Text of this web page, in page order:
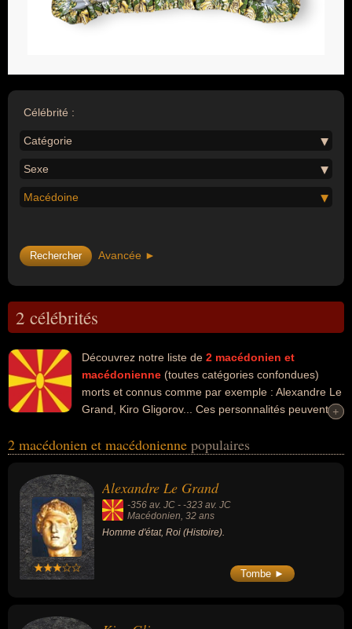
Célébrité :
Catégorie
Sexe
Macédoine
Avancée ►
2 célébrités
Découvrez notre liste de 2 macédonien et
macédonienne (toutes catégories confondues)
morts et connus comme par exemple : Alexandre Le
Grand, Kiro Gligorov... Ces personnalités peuvent
politique. Ces célébrités peuvent également avoir été homme
+
+
2 macédonien et macédonienne populaires
Alexandre Le Grand
-356 av. JC - -323 av. JC
Macédonien, 32 ans
Homme d'état, Roi (Histoire).
Tombe ►